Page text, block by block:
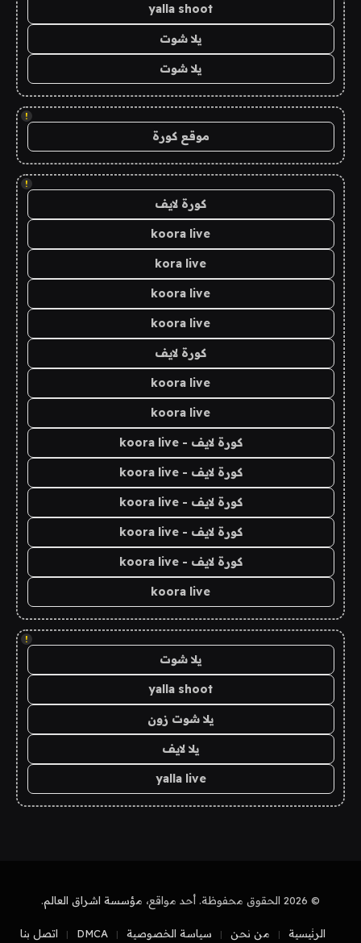
yalla shoot
يلا شوت
يلا شوت
!
موقع كورة
!
كورة لايف
koora live
kora live
koora live
koora live
كورة لايف
koora live
koora live
كورة لايف - koora live
كورة لايف - koora live
كورة لايف - koora live
كورة لايف - koora live
كورة لايف - koora live
koora live
!
يلا شوت
yalla shoot
يلا شوت زون
يلا لايف
yalla live
© 2026 الحقوق محفوظة. أحد مواقع، مؤسسة اشراق العالم.
الرئيسية من نحن سياسة الخصوصية DMCA اتصل بنا